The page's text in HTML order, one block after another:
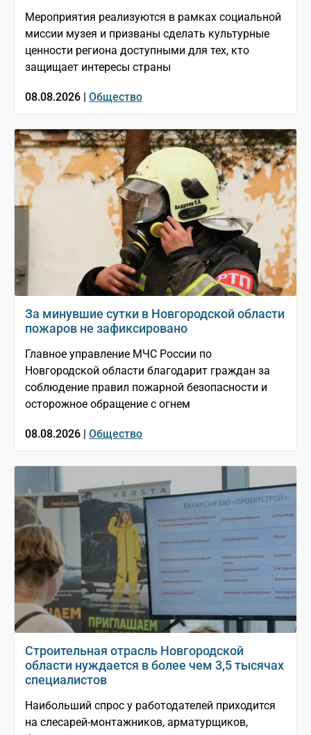
Мероприятия реализуются в рамках социальной
миссии музея и призваны сделать культурные
ценности региона доступными для тех, кто
защищает интересы страны
08.08.2026 | Общество
За минувшие сутки в Новгородской области
пожаров не зафиксировано
Главное управление МЧС России по
Новгородской области благодарит граждан за
соблюдение правил пожарной безопасности и
осторожное обращение с огнем
08.08.2026 | Общество
Строительная отрасль Новгородской
области нуждается в более чем 3,5 тысячах
специалистов
Наибольший спрос у работодателей приходится
на слесарей-монтажников, арматурщиков,